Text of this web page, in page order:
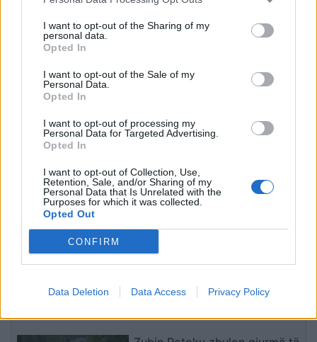
I want to opt-out of the Sharing of my
personal data.
Opted In
I want to opt-out of the Sale of my
Personal Data.
Opted In
I want to opt-out of processing my
Personal Data for Targeted Advertising.
Opted In
I want to opt-out of Collection, Use,
Retention, Sale, and/or Sharing of my
Personal Data that Is Unrelated with the
Purposes for which it was collected.
Opted Out
CONFIRM
Data Deletion Data Access Privacy Policy
SHBA: Bisedimet Oman-
Iran po avancojnë,
në Hormuz pritet së
shpejti
Përplasje për emigrantët
udhëtarëve nga Italia
Goditjet ruse me dronë
dhe bomba në Ukrainë
gjashtë të plagosur
thikë në Tanvald të
arrestohet autori
të fundit